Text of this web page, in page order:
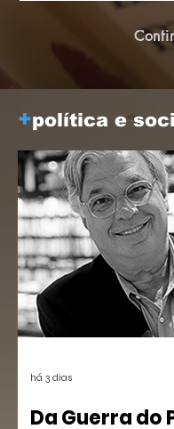
O evento será
Brasileiro de Altos
UFRJ), das 15:30 às
+política e
Da Guerra do
há 3 dias